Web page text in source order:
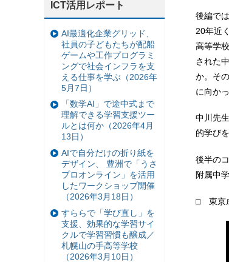
後編で
20年近
高等学
された
か。そ
に向か
中川先
的学び
後半の
附属中
□ 東京
ICT活用レポート
AI最適化企業グリッド、
社員の子どもたちが配船
ゲームや工作プログラミ
ングで社会インフラを支
える仕事を学ぶ（2026年
5月7日）
「数学AI」で途中式まで
理解できる学習支援ツー
ルとは何か（2026年4月
13日）
AIで自分だけの折り紙を
デザイン、 豊洲で「うさ
プロオンライン」を活用
したワークショップ開催
（2026年3月18日）
すららで「学び直し」を
支援、効果的な学習サイ
クルで学習習慣も醸成／
札幌山の手高等学校
（2026年3月10日）